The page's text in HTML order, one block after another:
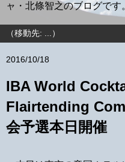
ャ・北條智之のブログです
2016/10/18
IBA World
Flairtending
会予選本日開催